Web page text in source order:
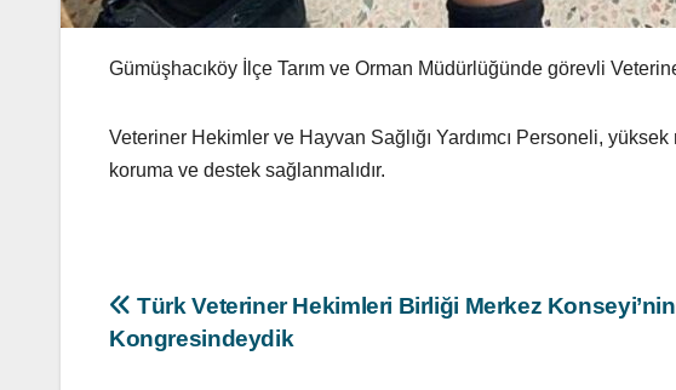
Gümüşhacıköy İlçe Tarım ve Orman Müdürlüğünde görevli
Veteriner Hekimler ve Hayvan Sağlığı Yardımcı Personeli,
koruma ve destek sağlanmalıdır.
Yazı
gezinmesi
Türk Veteriner Hekimleri Birliği Merkez
Kongresindeydik